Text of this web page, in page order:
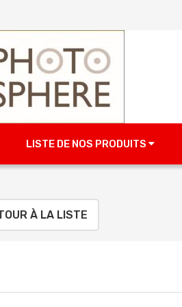
LISTE DE NOS PRODUITS
À LA LISTE